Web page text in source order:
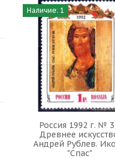
Наличие: 1
Россия 1992 г. №
Древнее
Андрей Рублев.
"Спас"